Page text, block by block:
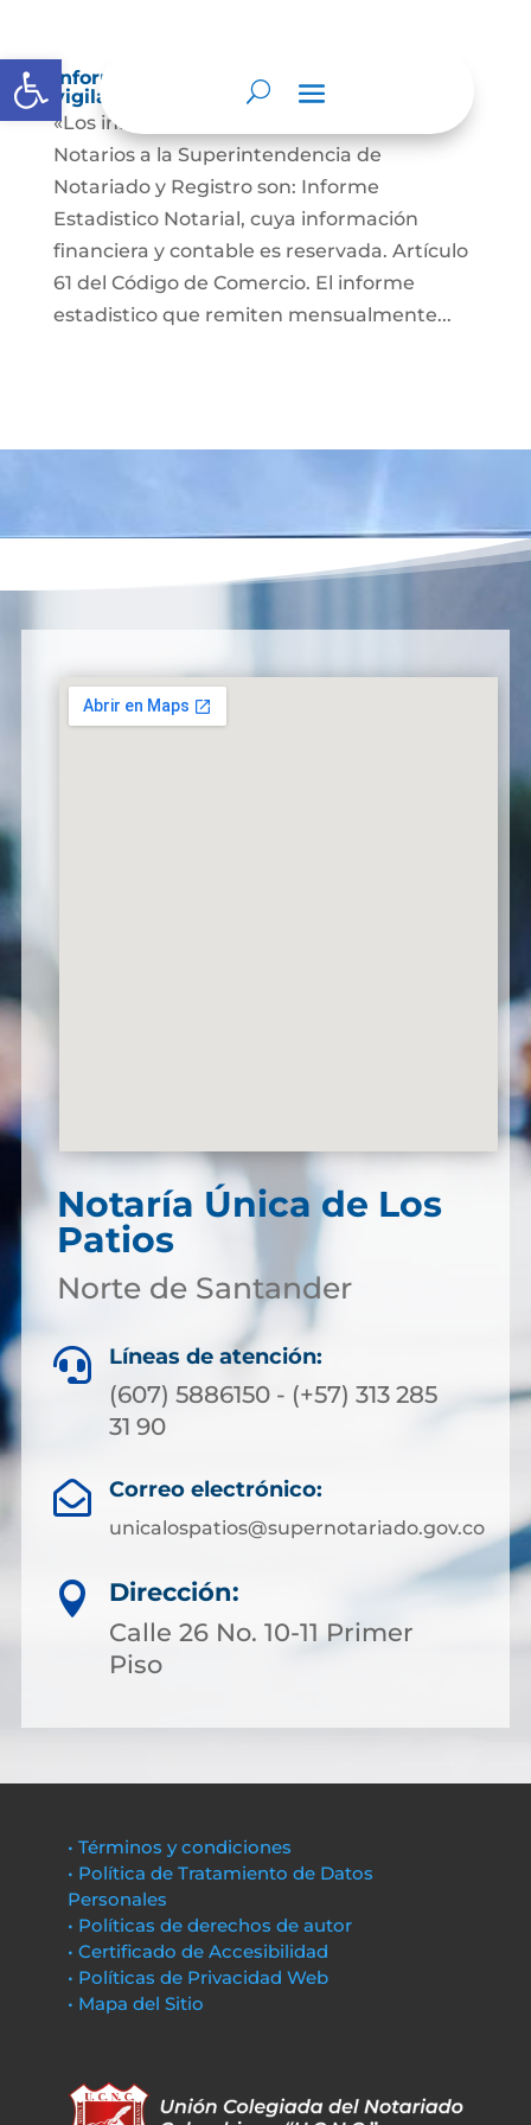
Abrir barra de herramientas
Informes a organismos de inspección,
vigilancia y control
«Los informes que presentan los Señores
Notarios a la Superintendencia de
Notariado y Registro son: Informe
Estadistico Notarial, cuya información
financiera y contable es reservada. Artículo
61 del Código de Comercio. El informe
estadistico que remiten mensualmente...
Notaría Única de Los
Patios
Norte de Santander
 Líneas de atención:
(607) 5886150 - (+57) 313 285
31 90
 Correo electrónico:
unicalospatios@supernotariado.gov.co

Dirección:
Calle 26 No. 10-11 Primer
Piso
• Términos y condiciones
• Política de Tratamiento de Datos
Personales
• Políticas de derechos de autor
• Certificado de Accesibilidad
• Políticas de Privacidad Web
• Mapa del Sitio